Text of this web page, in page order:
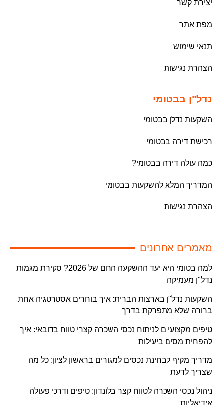
יצירת קשר
מפת אתר
תנאי שימוש
הצהרת נגישות
נדל"ן בבטומי
השקעות נדלן בבטומי
רכישת דירה בבטומי
כמה עולה דירה בבטומי?
המדריך המלא להשקעות בבטומי
הצהרת נגישות
מאמרים אחרונים
למה בטומי היא יעד ההשקעה החם של 2026? סקירת מגמות
נדל"ן מעמיקה
השקעות נדל"ן בארצות הברית: איך בוחרים אסטרטגיה אחת
ברורה שלא מתפרקת בדרך
טיפים מקצועיים לניתוח נכסי השכרה קצרי טווח בדובאי: איך
להפחית מסים ביעילות
מדריך מקיף לבחינת נכסים למגורים בראשון לציון: כל מה
שצריך לדעת
ניהול נכסי השכרה לטווח קצר בלונדון: טיפים ודרכי פעולה
אידיאליות